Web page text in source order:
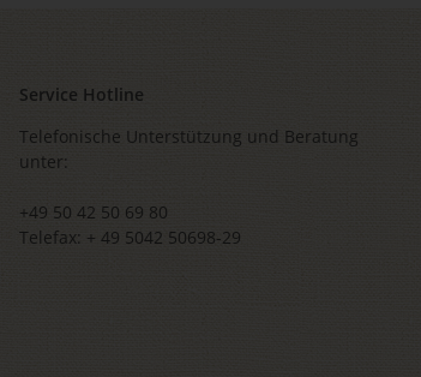
Service Hotline
Telefonische Unterstützung und Beratung
unter:
+49 50 42 50 69 80
Telefax: + 49 5042 50698-29